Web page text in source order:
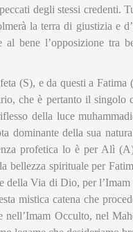
degli stessi credenti.
la terra di giustizia e
bene l’opposizione tra
(S), e da questi a
che è pertanto il singolo
della luce
dominante della sua
profetica lo è per Alì
bellezza spirituale per
della Via di Dio, per
mistica catena che
nell’Imam Occulto, nel